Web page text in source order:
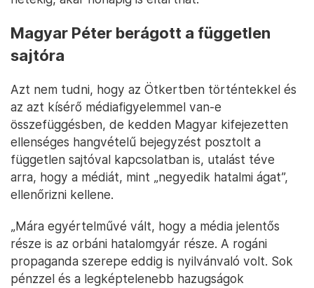
Magyar Péter berágott a független
sajtóra
Azt nem tudni, hogy az Ötkertben történtekkel és
az azt kísérő médiafigyelemmel van-e
összefüggésben, de kedden Magyar kifejezetten
ellenséges hangvételű bejegyzést posztolt a
független sajtóval kapcsolatban is, utalást téve
arra, hogy a médiát, mint „negyedik hatalmi ágat”,
ellenőrizni kellene.
„Mára egyértelművé vált, hogy a média jelentős
része is az orbáni hatalomgyár része. A rogáni
propaganda szerepe eddig is nyilvánvaló volt. Sok
pénzzel és a legképtelenebb hazugságok